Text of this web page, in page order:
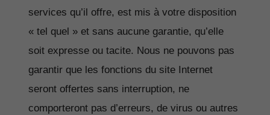
services qu’il offre, est mis à votre disposition
« tel quel » et sans aucune garantie, qu’elle
soit expresse ou tacite. Nous ne pouvons pas
garantir que les fonctions du site Internet
seront offertes sans interruption, ne
comporteront pas d’erreurs, de virus ou autres